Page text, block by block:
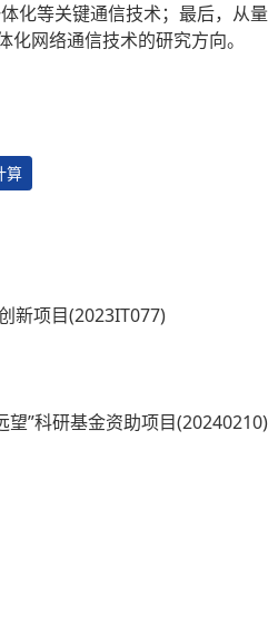
化等关键通信技术；最后，从
网络通信技术的研究方向。
算
新项目(2023IT077)
望”科研基金资助项目(20240210)